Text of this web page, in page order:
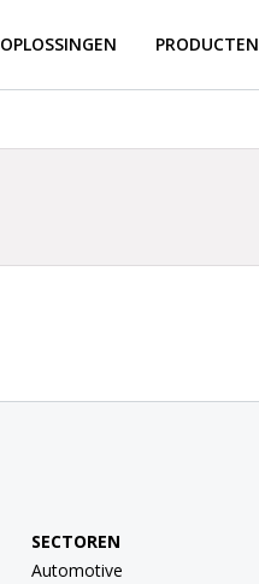
OPLOSSINGEN PRODUCTEN
SECTOREN
Automotive